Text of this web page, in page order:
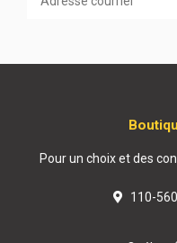
Pour un choix et des
110-